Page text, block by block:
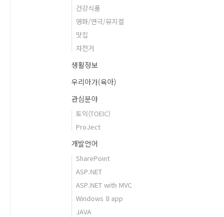
건강식품
영화/연극/뮤지컬
맛집
자전거
생활정보
우리아가(육아)
관심분야
토익(TOEIC)
ProJect
개발언어
SharePoint
ASP.NET
ASP.NET with MVC
Windows 8 app
JAVA